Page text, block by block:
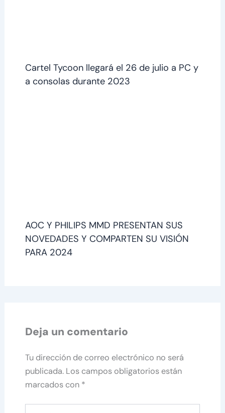
Cartel Tycoon llegará el 26 de julio a PC y
a consolas durante 2023
AOC Y PHILIPS MMD PRESENTAN SUS
NOVEDADES Y COMPARTEN SU VISIÓN
PARA 2024
Deja un comentario
Tu dirección de correo electrónico no será
publicada. Los campos obligatorios están
marcados con *